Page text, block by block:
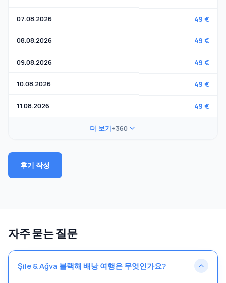
07.08.2026 49 €
08.08.2026 49 €
09.08.2026 49 €
10.08.2026 49 €
11.08.2026 49 €
더 보기+360
후기 작성
자주 묻는 질문
Şile & Ağva 블랙해 배낭 여행은 무엇인가요?